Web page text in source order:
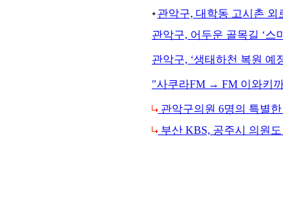
관악구, 대학동 고시촌 외
관악구, 어두운 골목길 ‘스
관악구, ‘생태하천 복원 예
"사쿠라FM → FM 이와키까
관악구의원 6명의 특별
부산 KBS, 공주시 의원